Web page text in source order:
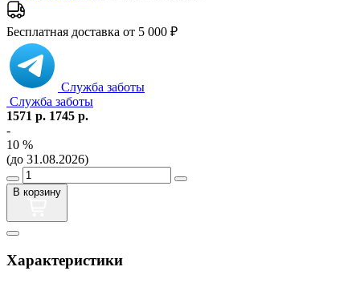
Бесплатная доставка от 5 000 ₽
Служба заботы
Служба заботы
1571 р. 1745 р.
-
10 %
(до 31.08.2026)
В корзину
Характеристики